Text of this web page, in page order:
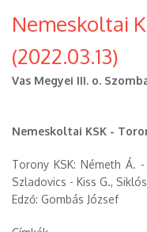
-
Gy.
(2022.03.20))
Nemeskoltai
(2022.03.13)
Vas Megyei III. o.
Nemeskoltai KSK -
Torony KSK: Németh Á.
Szladovics - Kiss G.,
Edző: Gombás József